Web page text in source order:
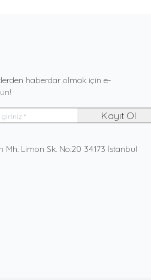
haberdar olmak için e-
Kayıt Ol
Mh. Limon Sk. No:20 34173 İstanbul